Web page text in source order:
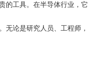
的工具。在半导体行业，它
论是研究人员、工程师，